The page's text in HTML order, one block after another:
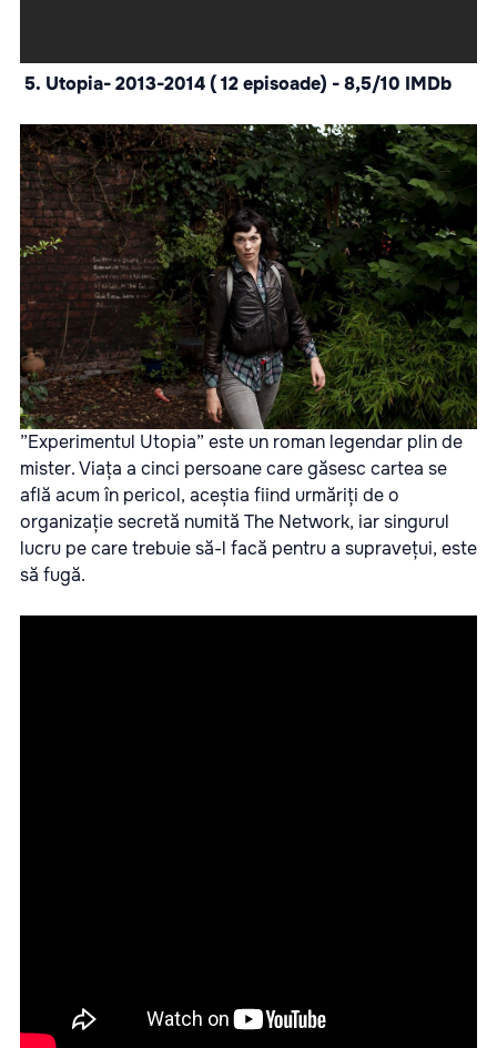
5. Utopia- 2013-2014 ( 12 episoade) - 8,5/10 IMDb
”Experimentul Utopia” este un roman legendar plin de
mister. Viața a cinci persoane care găsesc cartea se
află acum în pericol, aceștia fiind urmăriți de o
organizație secretă numită The Network, iar singurul
lucru pe care trebuie să-l facă pentru a supravețui, este
să fugă.